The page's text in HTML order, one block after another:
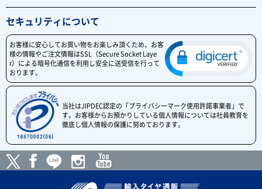
セキュリティについて
お客様に安心してお買い物をお楽しみ頂くため、お客
様の情報やご注文情報はSSL（Secure Socket Laye
r）による暗号化通信を利用し安全に送受信を行って
おります。
当社はJIPDEC認定の「プライバシーマーク使用許諾事業者」で
す。お客様からお預かりしている個人情報については社員教育を
徹底し個人情報の保護に努めております。